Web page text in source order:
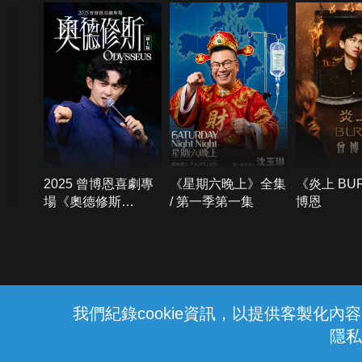
我們紀錄cookie資訊，以提供客製化內
隱
2025 曾博恩喜劇專
場《奧德修斯
《星期六晚上》全集
/ 第一季第一集
《炎上
博恩